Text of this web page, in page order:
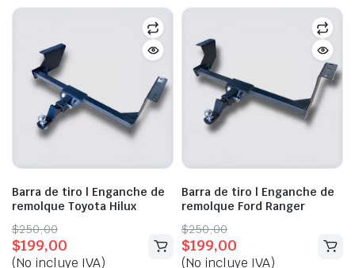
Barra de tiro | Enganche de
remolque Toyota Hilux
$250,00
Original
price
$199,00
Current
price
(No incluye IVA)
Barra de tiro | Enganche de
remolque Ford Ranger
$250,00
Original
price
$199,00
Current
price
(No incluye IVA)